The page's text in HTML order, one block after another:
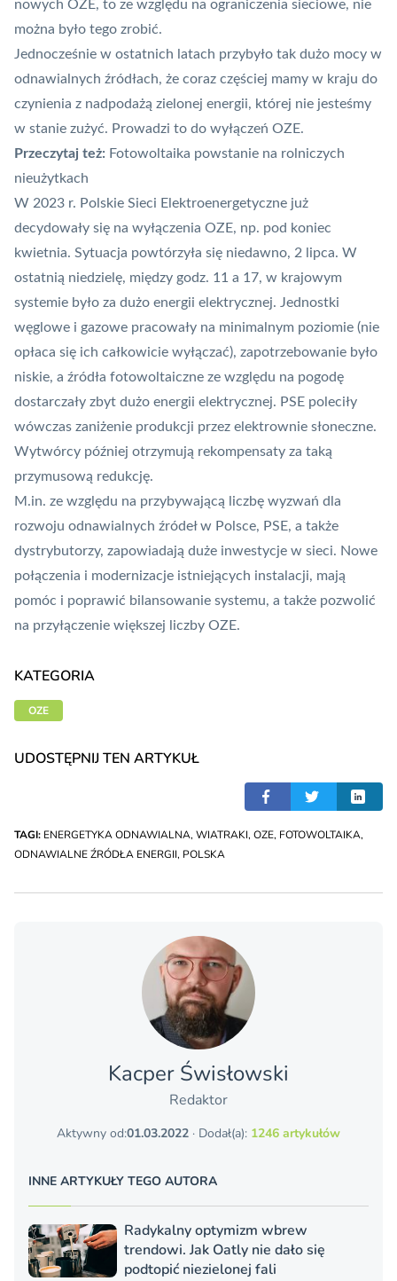
nowych OZE, to ze względu na ograniczenia sieciowe, nie
można było tego zrobić.
Jednocześnie w ostatnich latach przybyło tak dużo mocy w
odnawialnych źródłach, że coraz częściej mamy w kraju do
czynienia z nadpodażą zielonej energii, której nie jesteśmy
w stanie zużyć. Prowadzi to do wyłączeń OZE.
Przeczytaj też: Fotowoltaika powstanie na rolniczych
nieużytkach
W 2023 r. Polskie Sieci Elektroenergetyczne już
decydowały się na wyłączenia OZE, np. pod koniec
kwietnia. Sytuacja powtórzyła się niedawno, 2 lipca. W
ostatnią niedzielę, między godz. 11 a 17, w krajowym
systemie było za dużo energii elektrycznej. Jednostki
węglowe i gazowe pracowały na minimalnym poziomie (nie
opłaca się ich całkowicie wyłączać), zapotrzebowanie było
niskie, a źródła fotowoltaiczne ze względu na pogodę
dostarczały zbyt dużo energii elektrycznej. PSE poleciły
wówczas zaniżenie produkcji przez elektrownie słoneczne.
Wytwórcy później otrzymują rekompensaty za taką
przymusową redukcję.
M.in. ze względu na przybywającą liczbę wyzwań dla
rozwoju odnawialnych źródeł w Polsce, PSE, a także
dystrybutorzy, zapowiadają duże inwestycje w sieci. Nowe
połączenia i modernizacje istniejących instalacji, mają
pomóc i poprawić bilansowanie systemu, a także pozwolić
na przyłączenie większej liczby OZE.
KATEGORIA
OZE
UDOSTĘPNIJ TEN ARTYKUŁ
TAGI: ENERGETYKA ODNAWIALNA, WIATRAKI, OZE, FOTOWOLTAIKA,
ODNAWIALNE ŹRÓDŁA ENERGII, POLSKA
Kacper Świsło­wski
Redaktor
Aktywny od:01.03.2022 · Dodał(a): 1246 artykułów
INNE ARTYKUŁY TEGO AUTORA
Radykalny optymizm wbrew
trendowi. Jak Oatly nie dało się
podtopić niezielonej fali